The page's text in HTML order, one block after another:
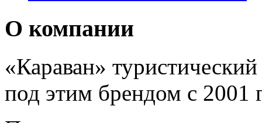
О компании
«Караван»
под этим брендом с 2001